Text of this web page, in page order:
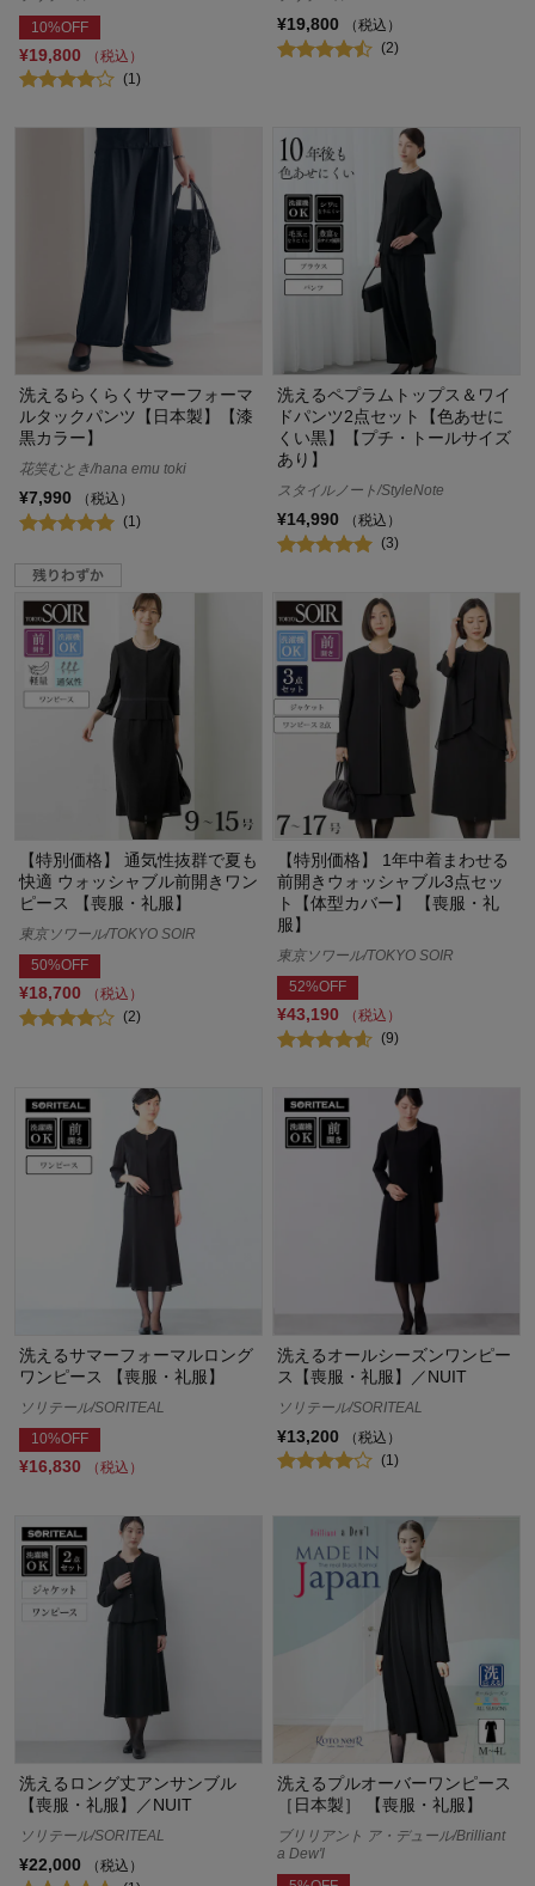
10%OFF
¥19,800
（税込）
(1)
¥19,800
（税込）
(2)
洗えるらくらくサマーフォーマ
ルタックパンツ【日本製】【漆
黒カラー】
花笑むとき/hana emu toki
¥7,990
（税込）
(1)
洗えるペプラムトップス＆ワイ
ドパンツ2点セット【色あせに
くい黒】【プチ・トールサイズ
あり】
スタイルノート/StyleNote
¥14,990
（税込）
(3)
【特別価格】 通気性抜群で夏も
快適 ウォッシャブル前開きワン
ピース 【喪服・礼服】
東京ソワール/TOKYO SOIR
50%OFF
¥18,700
（税込）
(2)
【特別価格】 1年中着まわせる
前開きウォッシャブル3点セッ
ト【体型カバー】 【喪服・礼
服】
東京ソワール/TOKYO SOIR
52%OFF
¥43,190
（税込）
(9)
洗えるサマーフォーマルロング
ワンピース 【喪服・礼服】
ソリテール/SORITEAL
10%OFF
¥16,830 （税込）
洗えるオールシーズンワンピー
ス【喪服・礼服】／NUIT
ソリテール/SORITEAL
¥13,200
（税込）
(1)
洗えるロング丈アンサンブル
【喪服・礼服】／NUIT
ソリテール/SORITEAL
¥22,000
（税込）
洗えるプルオーバーワンピース
［日本製］ 【喪服・礼服】
ブリリアント ア・デュール/Brilliant
a Dew'l